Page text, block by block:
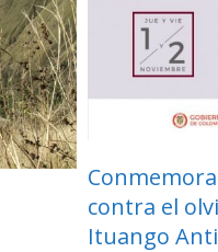
contra el
Ituango